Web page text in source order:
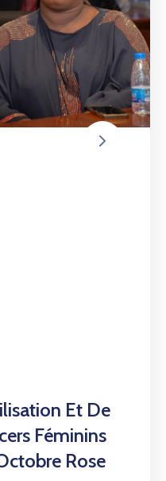
Et De
Féminins
Rose